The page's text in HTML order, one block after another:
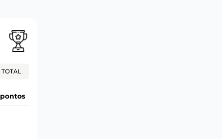
TOTAL
pontos